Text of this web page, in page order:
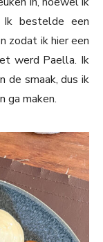
bestelde een
zodat ik hier een
werd Paella. Ik
de smaak, dus ik
ga maken.